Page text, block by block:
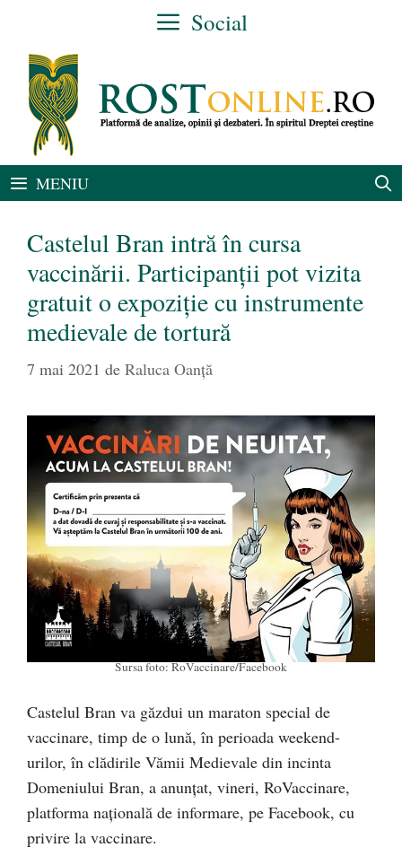
conținut
Social
MENIU
Castelul Bran intră în cursa
vaccinării. Participanții pot vizita
gratuit o expoziție cu instrumente
medievale de tortură
7 mai 2021 de Raluca Oanță
Sursa foto: RoVaccinare/Facebook
Castelul Bran va găzdui un maraton special de
vaccinare, timp de o lună, în perioada weekend-
urilor, în clădirile Vămii Medievale din incinta
Domeniului Bran, a anunțat, vineri, RoVaccinare,
platforma națională de informare, pe Facebook, cu
privire la vaccinare.